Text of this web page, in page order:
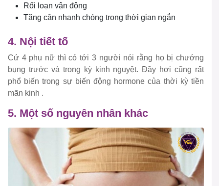
Rối loạn vận động
Tăng cân nhanh chóng trong thời gian ngắn
4. Nội tiết tố
Cứ 4 phụ nữ thì có tới 3 người nói rằng họ bị chướng
bụng trước và trong kỳ kinh nguyệt. Đầy hơi cũng rất
phổ biến trong sự biến động hormone của thời kỳ tiền
mãn kinh .
5. Một số nguyên nhân khác